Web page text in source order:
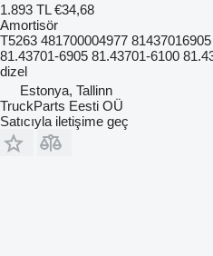
1.893 TL €34,68
Amortisör
T5263 481700004977
81.43701-6905 81.43701-6100
dizel
Estonya, Tallinn
TruckParts Eesti OÜ
Satıcıyla iletişime geç